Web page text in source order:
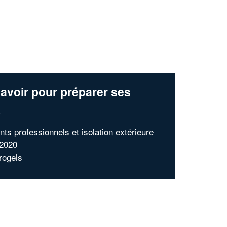
pour préparer ses
professionnels et isolation extérieure